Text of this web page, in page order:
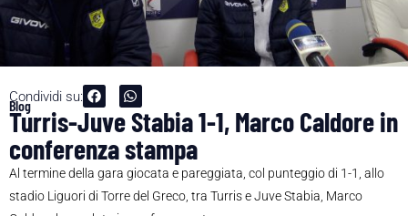
Condividi su:
Blog
Turris-Juve Stabia 1-1, Marco Caldore in
conferenza stampa
Al termine della gara giocata e pareggiata, col punteggio di 1-1, allo
stadio Liguori di Torre del Greco, tra Turris e Juve Stabia, Marco